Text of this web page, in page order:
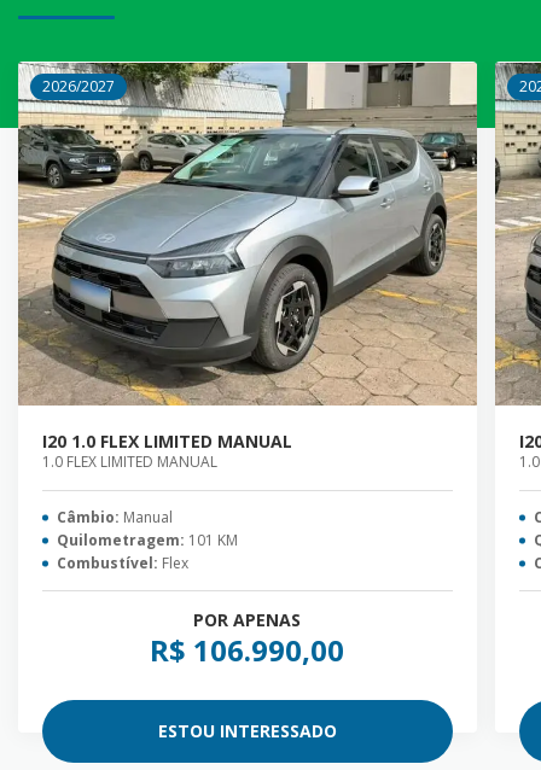
2026/2027
I20 1.0 FLEX LIMITED MANUAL
1.0 FLEX LIMITED MANUAL
Câmbio: Manual
Quilometragem: 101 KM
Combustível: Flex
POR APENAS
R$ 106.990,00
ESTOU INTERESSADO